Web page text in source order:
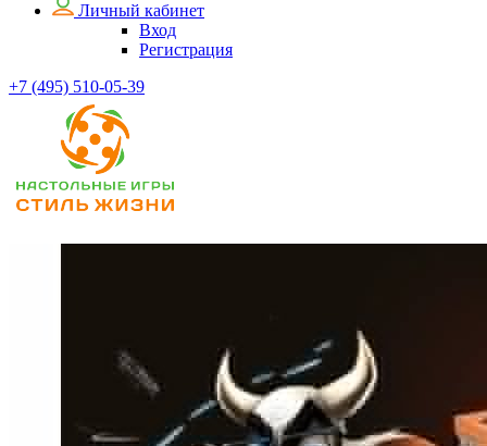
Личный кабинет
Вход
Регистрация
+7 (495) 510-05-39